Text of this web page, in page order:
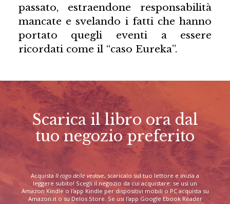
passato, estraendone responsabilità
mancate e svelando i fatti che hanno
portato quegli eventi a essere
ricordati come il “caso Eureka”.
Scarica il libro ora dal
tuo negozio preferito
Acquista Il rogo delle vedove, scaricalo sul tuo lettore e inizia a
leggere subito! Scegli il negozio da cui acquistare: se usi un
Amazon Kindle o l'app Kindle per dispositivi mobili o PC acquista su
Amazon.it o su Delos Store. Se usi l'app Google Ebook Reader